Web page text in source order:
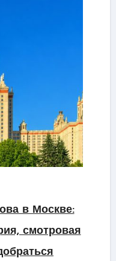
в Москве:
смотровая